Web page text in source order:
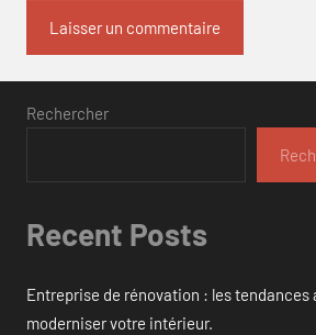
Rechercher
Recent Posts
Entreprise de rénovation : les tendances
moderniser votre intérieur.